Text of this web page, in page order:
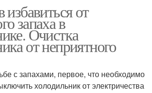
избавиться от
запаха в
Очистка
от неприятного
с запахами, первое, что необходимо
холодильник от электричества